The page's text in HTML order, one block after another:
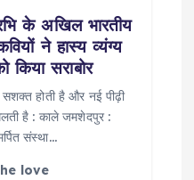
के अखिल भारतीय
ने हास्य व्यंग्य
किया सराबोर
होती है और नई पीढ़ी
है : काले जमशेदपुर :
संस्था…
love